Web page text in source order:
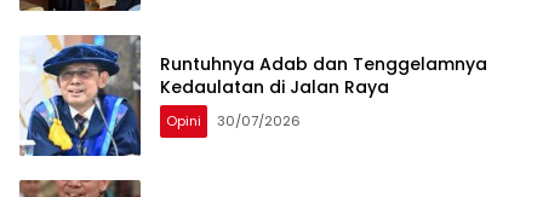
Runtuhnya Adab dan Tenggelamnya
Kedaulatan di Jalan Raya
Opini 30/07/2026